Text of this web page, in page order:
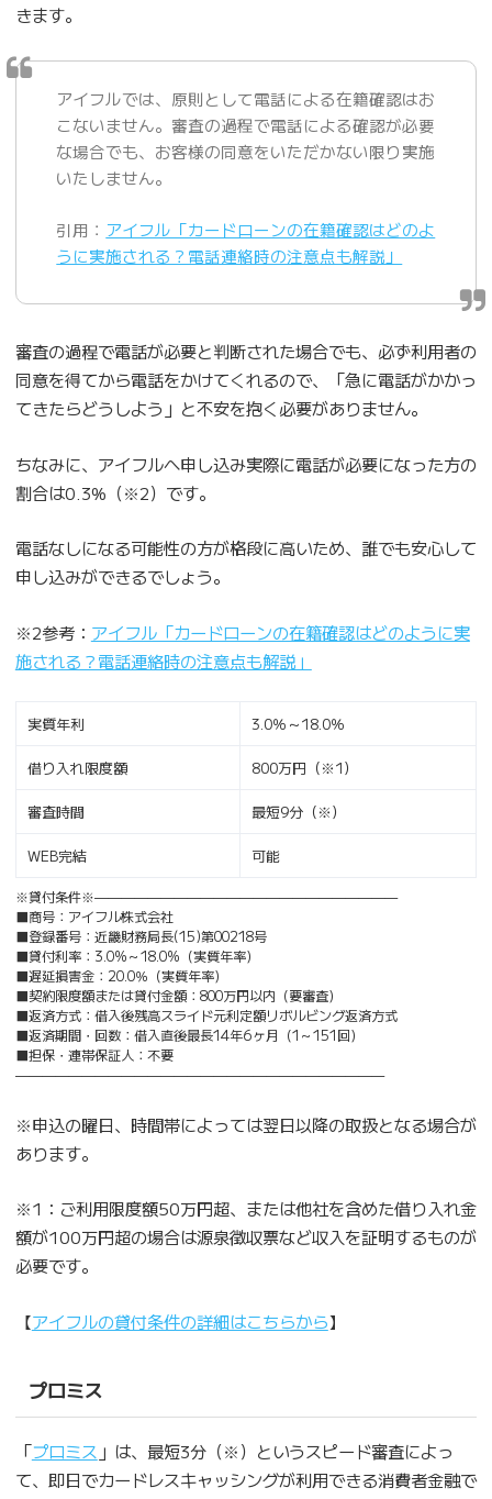
きます。
アイフルでは、原則として電話による在籍確認はお
こないません。審査の過程で電話による確認が必要
な場合でも、お客様の同意をいただかない限り実施
いたしません。
引用： アイフル「カードローンの在籍確認はどのよ
うに実施される？電話連絡時の注意点も解説」
審査の過程で電話が必要と判断された場合でも、必ず利用者の
同意を得てから電話をかけてくれるので、「急に電話がかかっ
てきたらどうしよう」と不安を抱く必要がありません。
ちなみに、アイフルへ申し込み実際に電話が必要になった方の
割合は0.3%（※2）です。
電話なしになる可能性の方が格段に高いため、誰でも安心して
申し込みができるでしょう。
※2参考： アイフル「カードローンの在籍確認はどのように実
施される？電話連絡時の注意点も解説」
実質年利 3.0％～18.0％
借り入れ限度額 800万円（※1）
審査時間 最短9分（※）
WEB完結 可能
※貸付条件※———————————————————————
■商号：アイフル株式会社
■登録番号：近畿財務局長(15)第00218号
■貸付利率：3.0%～18.0%（実質年率）
■遅延損害金：20.0％（実質年率）
■契約限度額または貸付金額：800万円以内（要審査）
■返済方式：借入後残高スライド元利定額リボルビング返済方式
■返済期間・回数：借入直後最長14年6ヶ月（1～151回）
■担保・連帯保証人：不要
————————————————————————————
※申込の曜日、時間帯によっては翌日以降の取扱となる場合が
あります。
※1：ご利用限度額50万円超、または他社を含めた借り入れ金
額が100万円超の場合は源泉徴収票など収入を証明するものが
必要です。
【アイフルの貸付条件の詳細はこちらから】
プロミス
「プロミス 」は、最短3分（※）というスピード審査によっ
て、即日でカードレスキャッシングが利用できる消費者金融で